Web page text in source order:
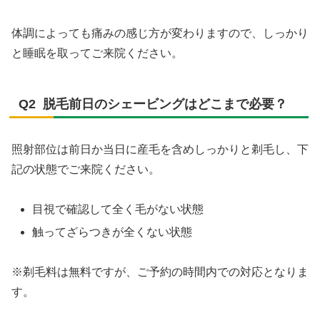
体調によっても痛みの感じ方が変わりますので、しっかり
と睡眠を取ってご来院ください。
Q2 脱毛前日のシェービングはどこまで必要？​
照射部位は前日か当日に産毛を含めしっかりと剃毛し、下
記の状態でご来院ください。
目視で確認して全く毛がない状態
触ってざらつきが全くない状態
※剃毛料は無料ですが、ご予約の時間内での対応となりま
す。